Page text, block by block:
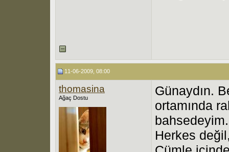
11-06-2009, 08:00
thomasina
Ağaç Dostu
Günaydın.
ortamında
bahsedeyim.
Herkes